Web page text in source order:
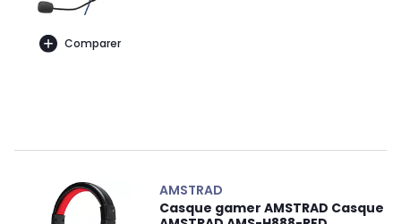
Comparer
AMSTRAD
Casque gamer AMSTRAD Casque